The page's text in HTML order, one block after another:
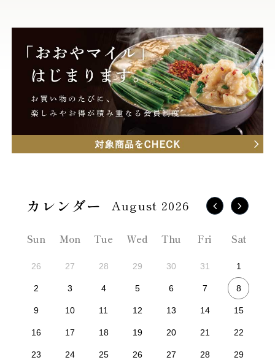
August 2026
Sun Mon Tue Wed Thu Fri Sat
26 27 28 29 30 31 1
2 3 4 5 6 7 8
9 10 11 12 13 14 15
16 17 18 19 20 21 22
23 24 25 26 27 28 29